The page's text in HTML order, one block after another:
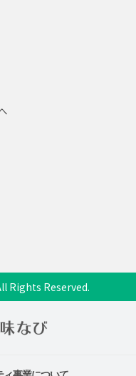
Rights Reserved.